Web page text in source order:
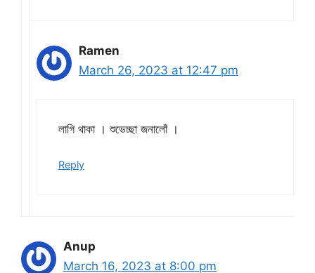
Ramen
March 26, 2023 at 12:47 pm
লাগি থাকা । শুভেচ্ছা জনালোঁ ।
Reply
Anup
March 16, 2023 at 8:00 pm